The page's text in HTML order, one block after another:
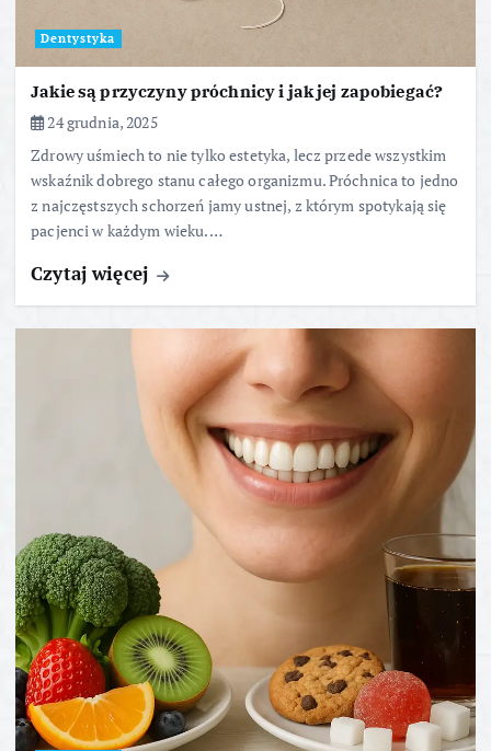
Dentystyka
Jakie są przyczyny próchnicy i jak jej zapobiegać?
24 grudnia, 2025
Zdrowy uśmiech to nie tylko estetyka, lecz przede wszystkim
wskaźnik dobrego stanu całego organizmu. Próchnica to jedno
z najczęstszych schorzeń jamy ustnej, z którym spotykają się
pacjenci w każdym wieku.…
Czytaj więcej